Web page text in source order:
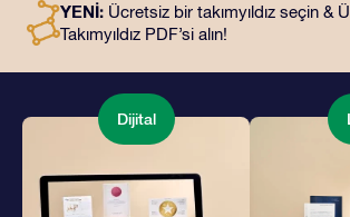
yoludur.
YENİ: Ücretsiz bir takımyıldız seçin &
Takımyıldız PDF’si alın!
Dijital